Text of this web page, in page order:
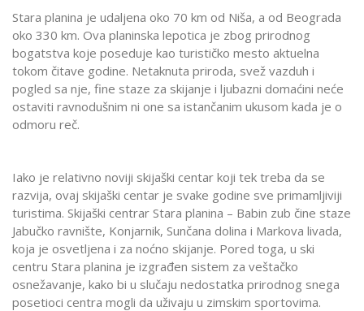
Stara planina je udaljena oko 70 km od Niša, a od Beograda
oko 330 km. Ova planinska lepotica je zbog prirodnog
bogatstva koje poseduje kao turističko mesto aktuelna
tokom čitave godine. Netaknuta priroda, svež vazduh i
pogled sa nje, fine staze za skijanje i ljubazni domaćini neće
ostaviti ravnodušnim ni one sa istančanim ukusom kada je o
odmoru reč.
Iako je relativno noviji skijaški centar koji tek treba da se
razvija, ovaj skijaški centar je svake godine sve primamljiviji
turistima. Skijaški centrar Stara planina – Babin zub čine staze
Jabučko ravnište, Konjarnik, Sunčana dolina i Markova livada,
koja je osvetljena i za noćno skijanje. Pored toga, u ski
centru Stara planina je izgrađen sistem za veštačko
osnežavanje, kako bi u slučaju nedostatka prirodnog snega
posetioci centra mogli da uživaju u zimskim sportovima.